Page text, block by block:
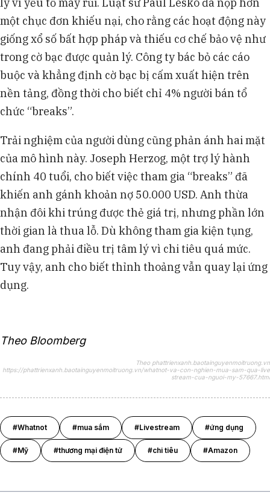
lý vì yếu tố may rủi. Luật sư Paul Lesko đã nộp hơn
một chục đơn khiếu nại, cho rằng các hoạt động này
giống xổ số bất hợp pháp và thiếu cơ chế bảo vệ như
trong cờ bạc được quản lý. Công ty bác bỏ các cáo
buộc và khẳng định cờ bạc bị cấm xuất hiện trên
nền tảng, đồng thời cho biết chỉ 4% người bán tổ
chức “breaks”.
Trải nghiệm của người dùng cũng phản ánh hai mặt
của mô hình này. Joseph Herzog, một trợ lý hành
chính 40 tuổi, cho biết việc tham gia “breaks” đã
khiến anh gánh khoản nợ 50.000 USD. Anh thừa
nhận đôi khi trúng được thẻ giá trị, nhưng phần lớn
thời gian là thua lỗ. Dù không tham gia kiện tụng,
anh đang phải điều trị tâm lý vì chi tiêu quá mức.
Tuy vậy, anh cho biết thỉnh thoảng vẫn quay lại ứng
dụng.
Theo Bloomberg
Theo phattrienxanh.baotainguyenmoitruong.vn
https://phattrienxanh.baotainguyenmoitruong.vn/whatnot-va-con-nghien-mua-sam-qua-live
stream-cua-nguoi-my-57667.html
#Whatnot #mua sắm #Livestream #ứng dụng
#Mỹ #thương mại điện tử #chi tiêu #Amazon